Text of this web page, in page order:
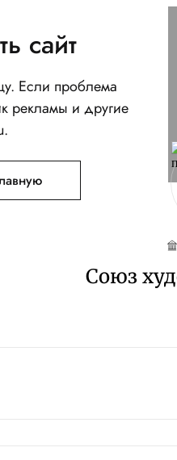
сайт
Если проблема
рекламы и другие
Союз